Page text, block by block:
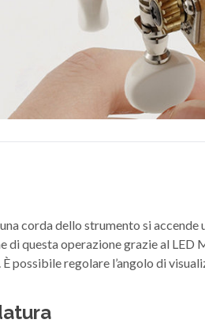
corda dello strumento si
questa operazione grazie al LED
possibile regolare l’angolo di